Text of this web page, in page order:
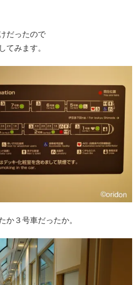
だったので
てみます。
か３号車だったか。